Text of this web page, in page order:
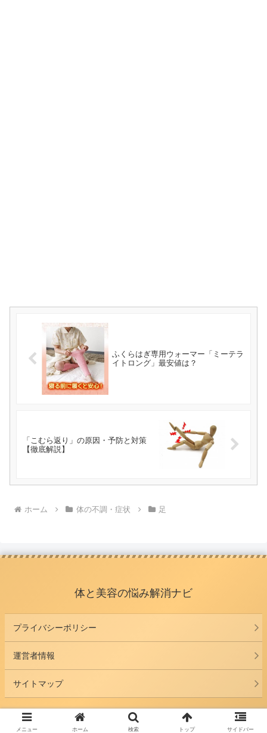
ふくらはぎ専用ウォーマー「ミーテラ
イトロング」最安値は？
「こむら返り」の原因・予防と対策
【徹底解説】
ホーム 体の不調・症状 足
体と美容の悩み解消ナビ
プライバシーポリシー
運営者情報
サイトマップ
© 2026 体と美容の悩み解消ナビ.
メニュー ホーム 検索 トップ サイドバー